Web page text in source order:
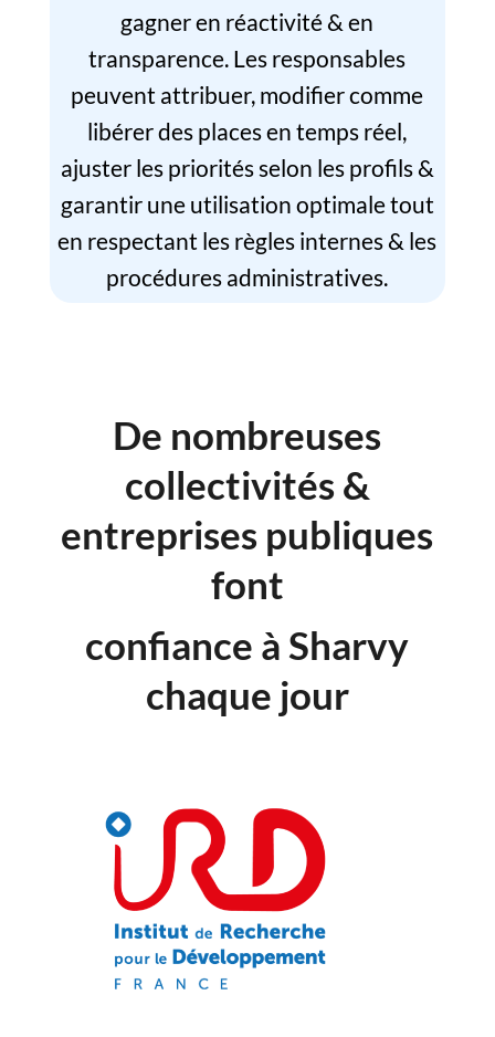
gagner en réactivité & en
transparence. Les responsables
peuvent attribuer, modifier comme
libérer des places en temps réel,
ajuster les priorités selon les profils &
garantir une utilisation optimale tout
en respectant les règles internes & les
procédures administratives.
De nombreuses
collectivités &
entreprises publiques
font
confiance à Sharvy
chaque jour